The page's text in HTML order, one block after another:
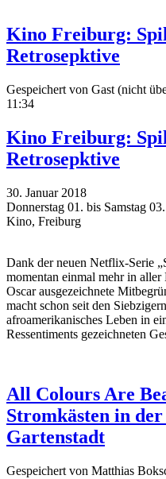
Kino Freiburg:
Retrosepktive
Gespeichert von Gast (nicht
11:34
Kino Freiburg:
Retrosepktive
30. Januar 2018
Donnerstag 01. bis Samstag
Kino, Freiburg
Dank der neuen Netflix-Serie
momentan einmal mehr in
Oscar ausgezeichnete
macht schon seit den
afroamerikanisches Leben in
Ressentiments gezeichneten
All Colours Are
Stromkästen in
Gartenstadt
Gespeichert von Matthias